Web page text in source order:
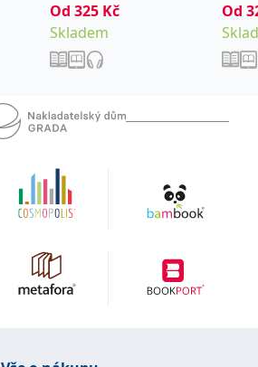
Od325 Kč
Skladem
Od